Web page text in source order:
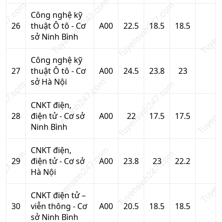
26
Công nghệ kỹ
thuật Ô tô - Cơ
sở Ninh Bình
A00 22.5 18.5 18.5
27
Công nghệ kỹ
thuật Ô tô - Cơ
sở Hà Nội
A00 24.5 23.8 23
28
CNKT điện,
điện tử - Cơ sở
Ninh Bình
A00 22 17.5 17.5
29
CNKT điện,
điện tử - Cơ sở
Hà Nội
A00 23.8 23 22.2
30
CNKT điện tử –
viễn thông - Cơ
sở Ninh Bình
A00 20.5 18.5 18.5